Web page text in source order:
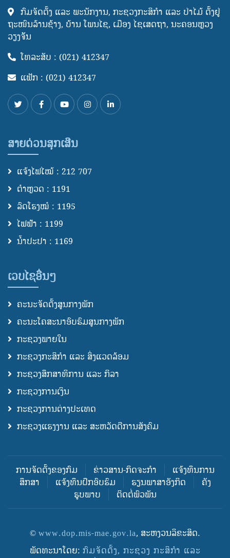
ກົມຈັດຕັ້ງ ແລະ ພະນັກງານ, ກະຊວງກະສິກໍາ ແລະ ປ່າໄມ້ ຕັ້ງຢູ່
ຖະໜົນລ້ານຊ້າງ, ບ້ານ ໂພນໄຊ, ເມືອງ ໄຊເສດຖາ, ນະຄອນຫຼວງ
ວຽງຈັັນ
ໂທລະສັບ : (021) 412347
ແຟັກ : (021) 412347
ສາຍດ່ວນສຸກເສີນ
ແຈ້ງໄຟໄໝ້ : 212 707
ຕຳຫຼວດ : 1191
ລົດໂຮງໝໍ : 1195
ໄຟຟ້າ : 1199
ນ້ຳປະປາ : 1169
ເວບໄຊອື່ນໆ
ຄະນະຈັດຕັ້ງສູນກາງພັກ
ຄະນະໂຄສະນາອົບຮົມສູນກາງພັກ
ກະຊວງພາຍໃນ
ກະຊວງກະສິກຳ ແລະ ສິ່ງແວດລ້ອມ
ກະຊວງສຶກສາທິການ ແລະ ກິລາ
ກະຊວງການເງິນ
ກະຊວງການຕ່າງປະເທດ
ກະຊວງແຮງງານ ແລະ ສະຫວັດດີການສັງຄົມ
ການຈັດຕັ້ງຂອງກົມ ຂ່າວສານ-ກິດຈະກຳ
ແຈ້ງທຶນການ
ສຶກສາ
ແຈ້ງທຶນຝຶກອົບຮົມ ຮຽນພາສາອັງກິດ
ຄັງ
ຮູບພາບ
ຕິດຕໍ່ພົວພັນ
© www.dop.mis-mae.gov.la, ສະຫງວນລິຂະສິດ.
ພັດທະນາໂດຍ: ກົມຈັດຕັ້ງ, ກະຊວງ ກະສິກຳ ແລະ